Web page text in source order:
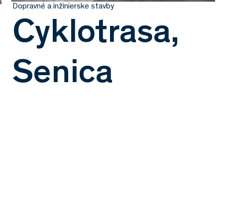
Dopravné a inžinierske stavby
Cyklotrasa,
Senica